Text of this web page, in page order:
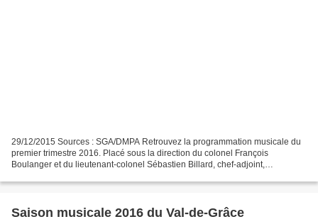
29/12/2015 Sources : SGA/DMPA Retrouvez la programmation musicale du
premier trimestre 2016. Placé sous la direction du colonel François
Boulanger et du lieutenant-colonel Sébastien Billard, chef-adjoint,
Saison musicale 2016 du Val-de-Grâce